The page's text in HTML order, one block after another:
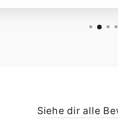
Siehe dir alle